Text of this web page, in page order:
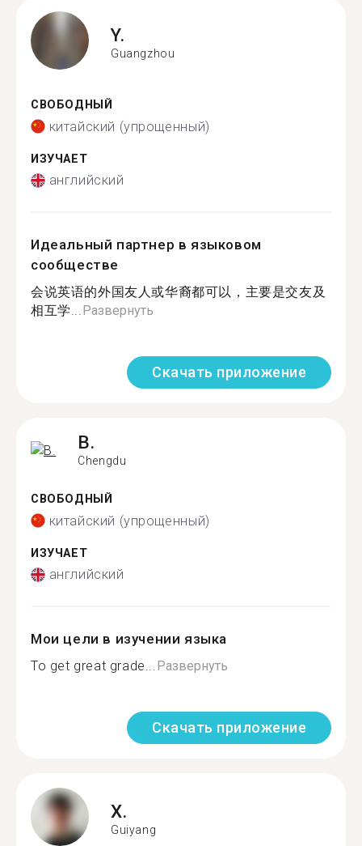
Y.
Guangzhou
СВОБОДНЫЙ
китайский (упрощенный)
ИЗУЧАЕТ
английский
Идеальный партнер в языковом
сообществе
会说英语的外国友人或华裔都可以，主要是交友及
相互学...Развернуть
Скачать приложение
B.
Chengdu
СВОБОДНЫЙ
китайский (упрощенный)
ИЗУЧАЕТ
английский
Мои цели в изучении языка
To get great grade...Развернуть
Скачать приложение
X.
Guiyang